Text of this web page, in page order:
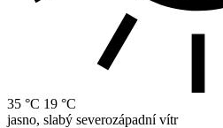
35 °C 19 °C
jasno, slabý severozápadní vítr